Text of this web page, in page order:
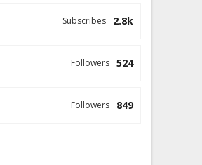
2.8k
Subscribes
524
Followers
849
Followers